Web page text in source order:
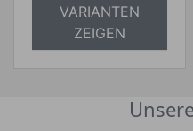
VARIANTEN
ZEIGEN